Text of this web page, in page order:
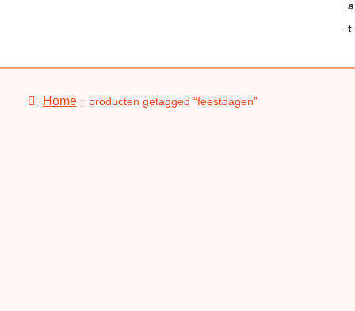
a
t
Home producten getagged “feestdagen”